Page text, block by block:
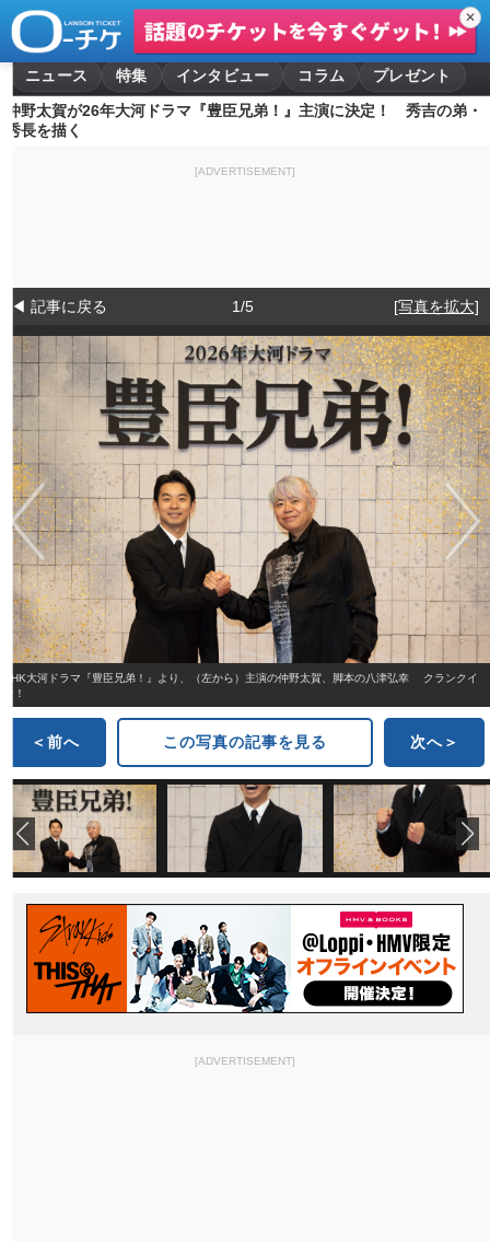
✕
ニュース 特集 インタビュー コラム
プレゼント
仲野太賀が26年大河ドラマ『豊臣兄弟！』主演に決定！ 秀吉の弟・
秀長を描く
[ADVERTISEMENT]
◀ 記事に戻る 1/5 [写真を拡大]
NHK大河ドラマ『豊臣兄弟！』より、（左から）主演の仲野太賀、脚本の八津弘幸 クランクイ
ン！
＜前へ この写真の記事を見る 次へ＞
[ADVERTISEMENT]